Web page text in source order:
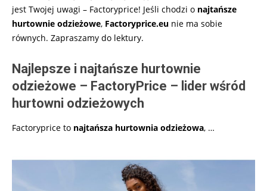
jest Twojej uwagi – Factoryprice! Jeśli chodzi o najtańsze
hurtownie odzieżowe, Factoryprice.eu nie ma sobie
równych. Zapraszamy do lektury.
Najlepsze i najtańsze hurtownie
odzieżowe – FactoryPrice – lider wśród
hurtowni odzieżowych
Factoryprice to najtańsza hurtownia odzieżowa, …